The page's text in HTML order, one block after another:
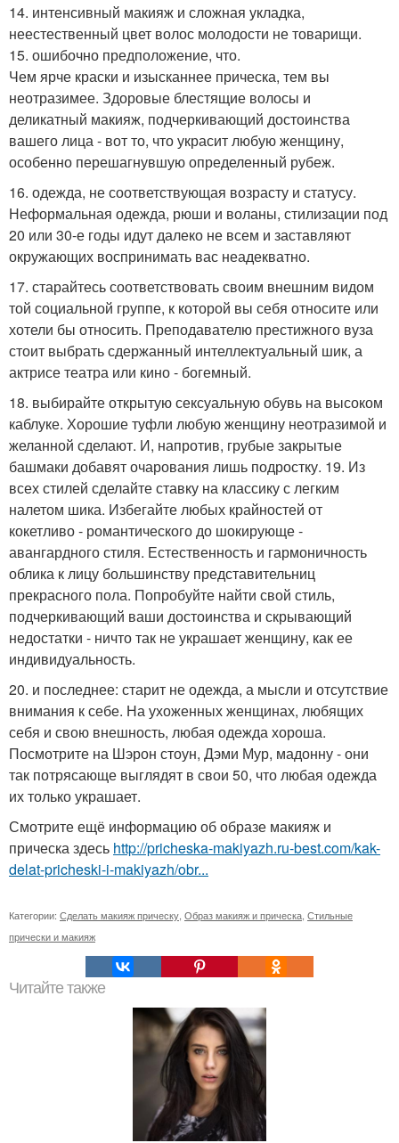
14. интенсивный макияж и сложная укладка,
неестественный цвет волос молодости не товарищи.
15. ошибочно предположение, что.
Чем ярче краски и изысканнее прическа, тем вы
неотразимее. Здоровые блестящие волосы и
деликатный макияж, подчеркивающий достоинства
вашего лица - вот то, что украсит любую женщину,
особенно перешагнувшую определенный рубеж.
16. одежда, не соответствующая возрасту и статусу.
Неформальная одежда, рюши и воланы, стилизации под
20 или 30-е годы идут далеко не всем и заставляют
окружающих воспринимать вас неадекватно.
17. старайтесь соответствовать своим внешним видом
той социальной группе, к которой вы себя относите или
хотели бы относить. Преподавателю престижного вуза
стоит выбрать сдержанный интеллектуальный шик, а
актрисе театра или кино - богемный.
18. выбирайте открытую сексуальную обувь на высоком
каблуке. Хорошие туфли любую женщину неотразимой и
желанной сделают. И, напротив, грубые закрытые
башмаки добавят очарования лишь подростку. 19. Из
всех стилей сделайте ставку на классику с легким
налетом шика. Избегайте любых крайностей от
кокетливо - романтического до шокирующе -
авангардного стиля. Естественность и гармоничность
облика к лицу большинству представительниц
прекрасного пола. Попробуйте найти свой стиль,
подчеркивающий ваши достоинства и скрывающий
недостатки - ничто так не украшает женщину, как ее
индивидуальность.
20. и последнее: старит не одежда, а мысли и отсутствие
внимания к себе. На ухоженных женщинах, любящих
себя и свою внешность, любая одежда хороша.
Посмотрите на Шэрон стоун, Дэми Мур, мадонну - они
так потрясающе выглядят в свои 50, что любая одежда
их только украшает.
Смотрите ещё информацию об образе макияж и
прическа здесь http://pricheska-makiyazh.ru-best.com/kak-
delat-pricheski-i-makiyazh/obr...
Категории: Сделать макияж прическу Образ макияж и прическа Стильные
прически и макияж
Читайте также